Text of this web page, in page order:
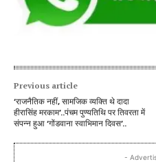
Previous article
‘राजनैतिक नहीं, सामजिक व्यक्ति थे दादा
हीरासिंह मरकाम’..पंचम पुण्यतिथि पर तिवरता में
संपन्न हुआ ‘गोंडवाना स्वाभिमान दिवस’..
-